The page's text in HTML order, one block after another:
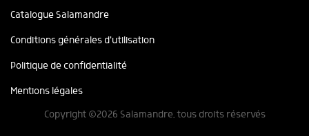
Catalogue Salamandre
Conditions générales d'utilisation
Politique de confidentialité
Mentions légales
Copyright ©2026 Salamandre, tous droits réservés